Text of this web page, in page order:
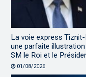
La voie express Tiznit-
une parfaite
SM le Roi et le
01/08/2026